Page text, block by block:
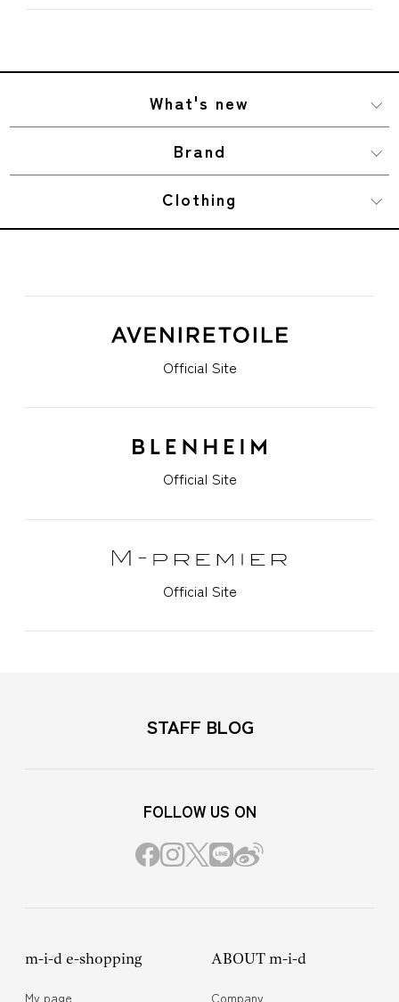
What's new
Brand
Clothing
Official Site
Official Site
Official Site
STAFF BLOG
FOLLOW US ON
m-i-d e-shopping
My page
ABOUT m-i-d
Company